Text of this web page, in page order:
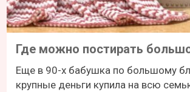
Где можно постирать
Еще в 90-х бабушка по большому
крупные деньги купила на всю